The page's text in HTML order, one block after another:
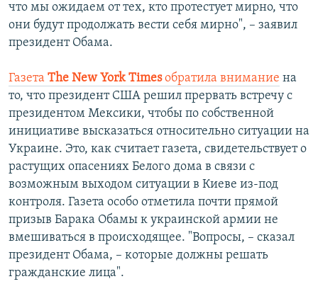
что мы ожидаем от тех, кто протестует мирно, что
они будут продолжать вести себя мирно", – заявил
президент Обама.
Газета The New York Timesобратила внимание на
то, что президент США решил прервать встречу с
президентом Мексики, чтобы по собственной
инициативе высказаться относительно ситуации на
Украине. Это, как считает газета, свидетельствует о
растущих опасениях Белого дома в связи с
возможным выходом ситуации в Киеве из-под
контроля. Газета особо отметила почти прямой
призыв Барака Обамы к украинской армии не
вмешиваться в происходящее. "Вопросы, – сказал
президент Обама, – которые должны решать
гражданские лица".